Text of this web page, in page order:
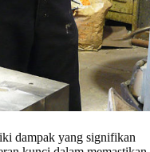
dampak yang signifikan